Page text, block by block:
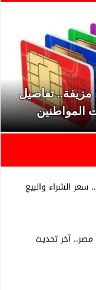
تفاصيل
المواطنين
سعر الشراء والبيع
مصر.. آخر تحديث